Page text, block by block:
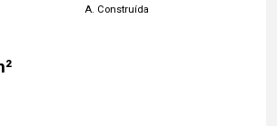
A. Construída